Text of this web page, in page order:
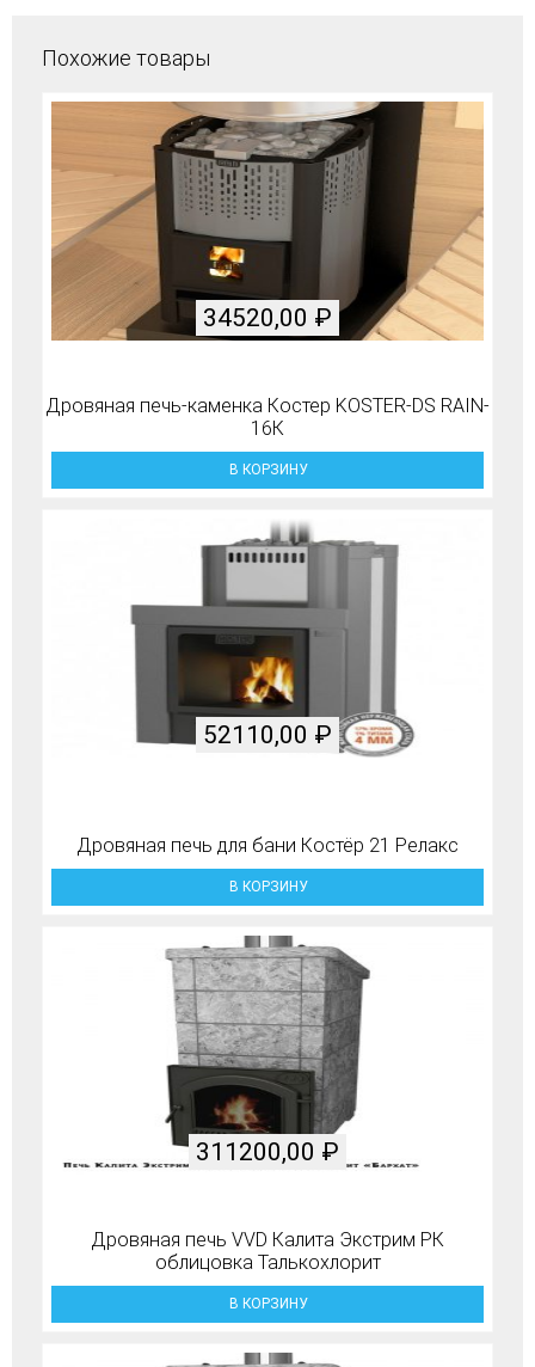
Похожие товары
Дровяная печь-каменка Костер KOSTER-DS RAIN-
16К
34520,00 ₽
В КОРЗИНУ
Дровяная печь для бани Костёр 21 Релакс
52110,00 ₽
В КОРЗИНУ
Дровяная печь VVD Калита Экстрим РК
облицовка Талькохлорит
311200,00 ₽
В КОРЗИНУ